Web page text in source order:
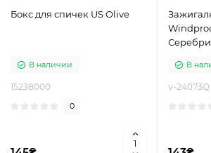
Бокс для спичек US Olive
В наличии
15238000
0
В
v-24073Q